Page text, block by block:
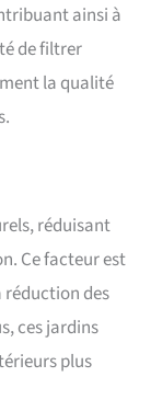
ainsi à
de filtrer
la qualité
réduisant
Ce facteur est
réduction des
ces jardins
plus